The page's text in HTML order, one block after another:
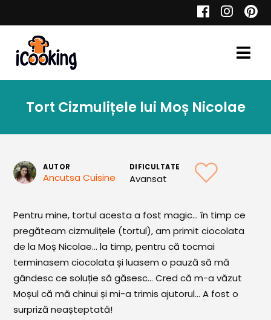
Retete
Toate Reţetele
Aperitive
Aperitive Calde
Aperitive Reci
Mezeluri
Ronțăieli
Tort Cizmulițele lui Moș Nicolae
AUTOR
Ancutsa Cuisine
DIFICULTATE
Avansat
Pentru mine, tortul acesta a fost magic… în timp ce
pregăteam cizmulițele (tortul), am primit ciocolata
de la Moș Nicolae... la timp, pentru că tocmai
terminasem ciocolata și luasem o pauză să mă
gândesc ce soluție să găsesc... Cred că m-a văzut
Moșul că mă chinui și mi-a trimis ajutorul... A fost o
surpriză neașteptată!